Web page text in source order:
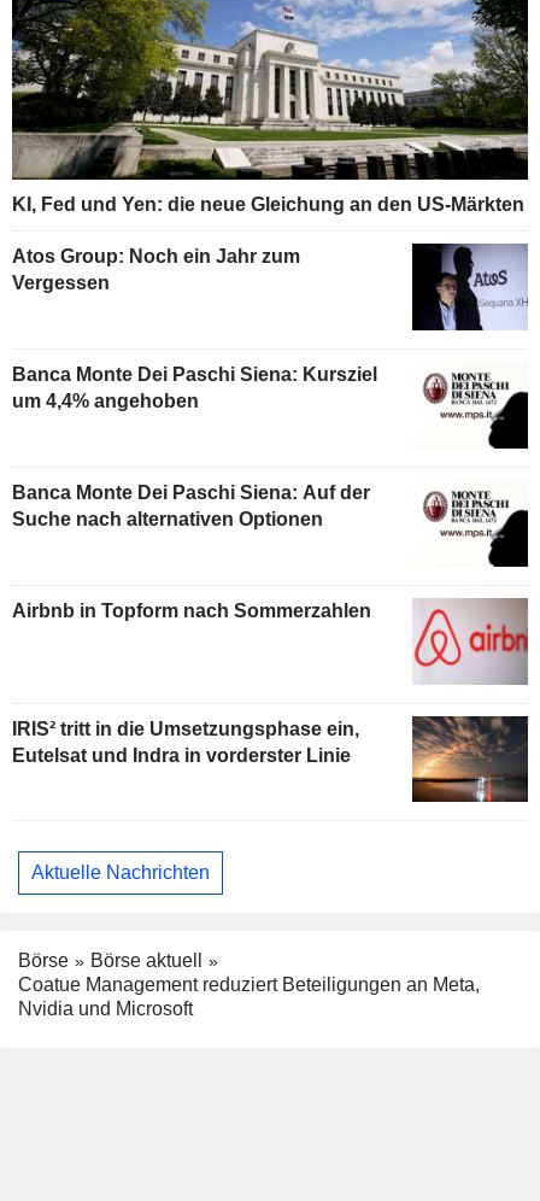
KI, Fed und Yen: die neue Gleichung an den US-Märkten
Atos Group: Noch ein Jahr zum
Vergessen
Banca Monte Dei Paschi Siena: Kursziel
um 4,4% angehoben
Banca Monte Dei Paschi Siena: Auf der
Suche nach alternativen Optionen
Airbnb in Topform nach Sommerzahlen
IRIS² tritt in die Umsetzungsphase ein,
Eutelsat und Indra in vorderster Linie
Aktuelle Nachrichten
Börse
Börse aktuell
Coatue Management reduziert Beteiligungen an Meta,
Nvidia und Microsoft